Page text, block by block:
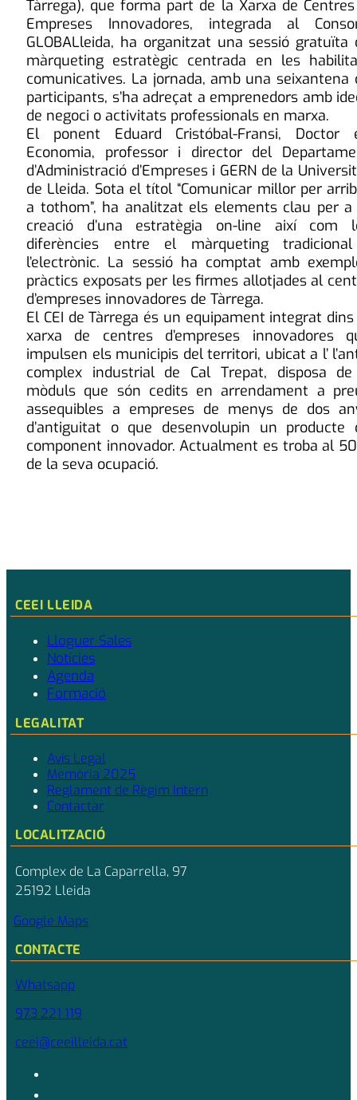
Tàrrega), que forma part de la Xarxa de Centres
Empreses Innovadores, integrada al
GLOBALleida, ha organitzat una sessió gratuïta
màrqueting estratègic centrada en les
comunicatives. La jornada, amb una seixantena
participants, s’ha adreçat a emprenedors amb
de negoci o activitats professionals en marxa.
El ponent Eduard Cristóbal-Fransi, Doctor
Economia, professor i director del
d’Administració d’Empreses i GERN de la
de Lleida. Sota el títol “Comunicar millor per
a tothom”, ha analitzat els elements clau per
creació d’una estratègia on-line així com
diferències entre el màrqueting
l’electrònic. La sessió ha comptat amb
pràctics exposats per les firmes allotjades al
d’empreses innovadores de Tàrrega.
El CEI de Tàrrega és un equipament integrat
xarxa de centres d’empreses innovadores
impulsen els municipis del territori, ubicat a l’
complex industrial de Cal Trepat, disposa
mòduls que són cedits en arrendament a
assequibles a empreses de menys de dos
d’antiguitat o que desenvolupin un producte
component innovador. Actualment es troba al
de la seva ocupació.
CEEI LLEIDA
Lloguer Sales
Notícies
Agenda
Formació
LEGALITAT
Avís Legal
Memòria 2025
Reglament de Règim Intern
Contactar
LOCALITZACIÓ
Complex de La Caparrella, 97
25192 Lleida
Google Maps
CONTACTE
Whatsapp
973 221 119
ceei@ceeilleida.cat